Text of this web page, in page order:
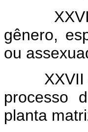
XXVI -
gênero,
ou
XXVII -
processo
planta